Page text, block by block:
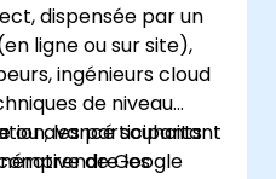
dispensée par un
ligne ou sur site),
ingénieurs cloud
de niveau
ou avancé souhaitant
de Google
les participants
les